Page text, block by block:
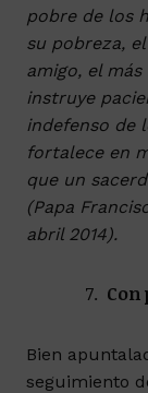
pobre de los
su pobreza,
amigo, el
instruye
indefenso de
fortalece en
que un
(Papa
abril 2014).
Bien
seguimiento